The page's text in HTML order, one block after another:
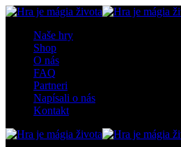
Naše hry
Shop
O nás
FAQ
Partneri
Napísali o nás
Kontakt